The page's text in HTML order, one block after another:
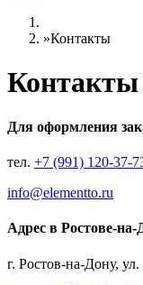
»Контакты
Контакты
Для оформления
тел. +7 (991) 120-37-
info@elementto.ru
Адрес в Ростове-
г. Ростов-на-Дону,